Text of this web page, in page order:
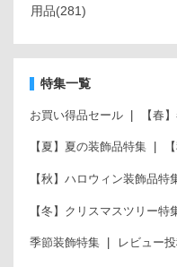
用品(281)
特集一覧
お買い得品セール 【春
【夏】夏の装飾品特集
【秋】ハロウィン装飾品特
【冬】クリスマスツリー特
季節装飾特集 レビュー